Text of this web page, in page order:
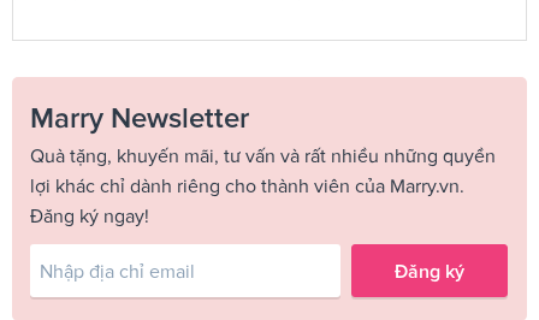
Marry Newsletter
Quà tặng, khuyến mãi, tư vấn và rất nhiều những quyền
lợi khác chỉ dành riêng cho thành viên của Marry.vn.
Đăng ký ngay!
Đăng ký